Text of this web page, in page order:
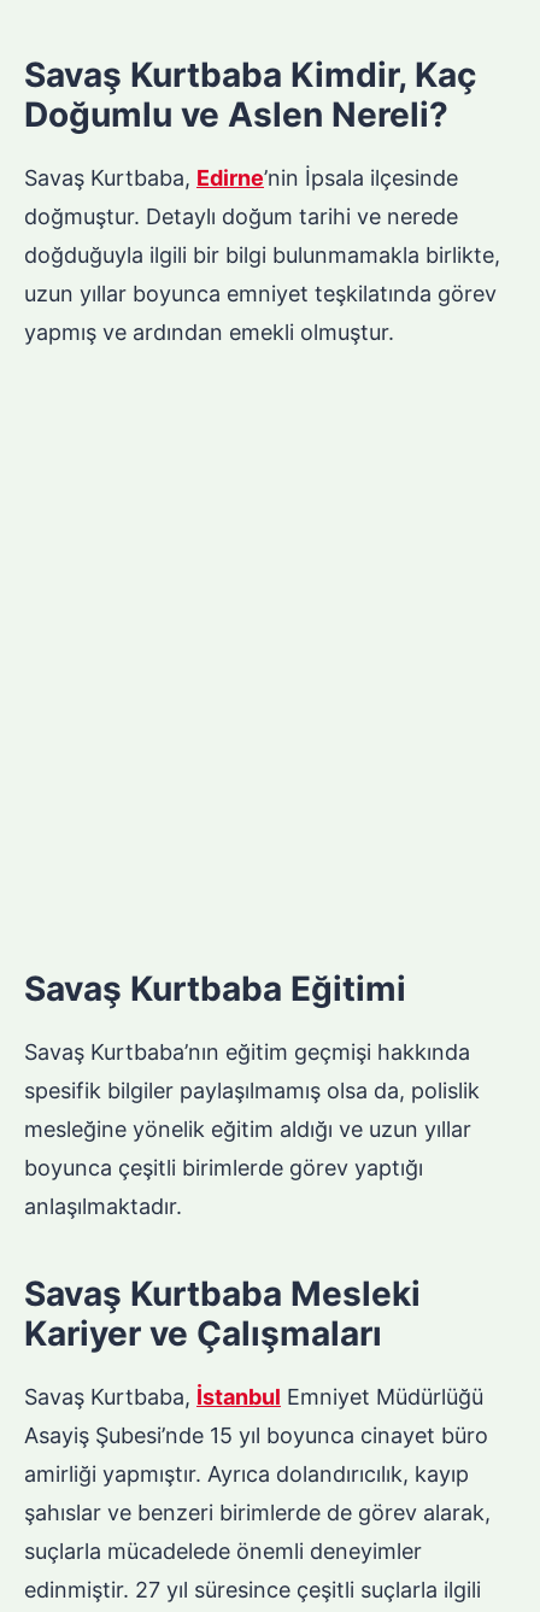
Savaş Kurtbaba Kimdir, Kaç
Doğumlu ve Aslen Nereli?
Savaş Kurtbaba, Edirne’nin İpsala ilçesinde
doğmuştur. Detaylı doğum tarihi ve nerede
doğduğuyla ilgili bir bilgi bulunmamakla birlikte,
uzun yıllar boyunca emniyet teşkilatında görev
yapmış ve ardından emekli olmuştur.
Savaş Kurtbaba Eğitimi
Savaş Kurtbaba’nın eğitim geçmişi hakkında
spesifik bilgiler paylaşılmamış olsa da, polislik
mesleğine yönelik eğitim aldığı ve uzun yıllar
boyunca çeşitli birimlerde görev yaptığı
anlaşılmaktadır.
Savaş Kurtbaba Mesleki
Kariyer ve Çalışmaları
Savaş Kurtbaba, İstanbul Emniyet Müdürlüğü
Asayiş Şubesi’nde 15 yıl boyunca cinayet büro
amirliği yapmıştır. Ayrıca dolandırıcılık, kayıp
şahıslar ve benzeri birimlerde de görev alarak,
suçlarla mücadelede önemli deneyimler
edinmiştir. 27 yıl süresince çeşitli suçlarla ilgili